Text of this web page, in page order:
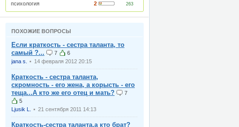
психология 2 263
ПОХОЖИЕ ВОПРОСЫ
Если краткость - сестра таланта, то
самый ?...
7
6
jana s.
14 февраля 2012 20:15
Краткость - сестра таланта,
скромность - его жена, а корысть - его
теща...А кто же его отец и мать?
7
5
Ljusik L.
21 сентября 2011 14:13
Краткость-сестра таланта,а кто брат?